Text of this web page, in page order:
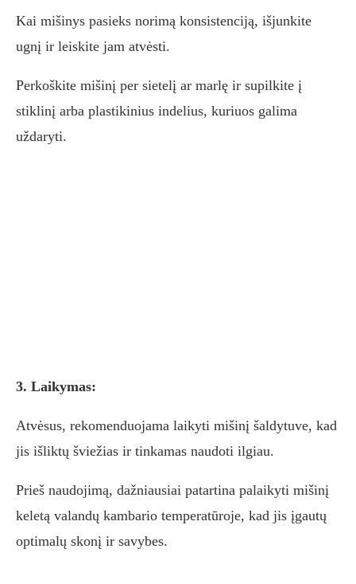
Kai mišinys pasieks norimą konsistenciją, išjunkite
ugnį ir leiskite jam atvėsti.
Perkoškite mišinį per sietelį ar marlę ir supilkite į
stiklinį arba plastikinius indelius, kuriuos galima
uždaryti.
3. Laikymas:
Atvėsus, rekomenduojama laikyti mišinį šaldytuve, kad
jis išliktų šviežias ir tinkamas naudoti ilgiau.
Prieš naudojimą, dažniausiai patartina palaikyti mišinį
keletą valandų kambario temperatūroje, kad jis įgautų
optimalų skonį ir savybes.